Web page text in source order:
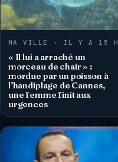
MA VILLE · IL Y A 15 H
« Il lui a arraché un
morceau de chair » :
mordue par un poisson à
l’handiplage de Cannes,
une femme finit aux
urgences